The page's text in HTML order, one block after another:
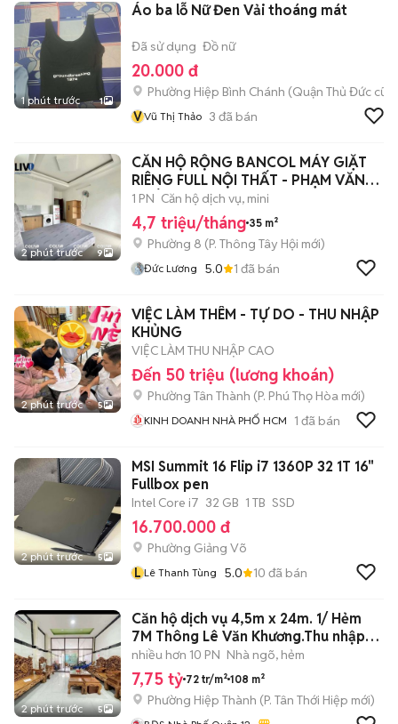
1 phút trước 1
Áo ba lỗ Nữ Đen Vải thoáng mát
Đã sử dụng Đồ nữ
20.000 đ
Phường Hiệp Bình Chánh (Quận Thủ Đức cũ)
VVũ Thị Thảo 3 đã bán
2 phút trước 9
CĂN HỘ RỘNG BANCOL MÁY GIẶT
RIÊNG FULL NỘI THẤT - PHẠM VĂN
CHIÊU
1 PN Căn hộ dịch vụ, mini
4,7 triệu/tháng 35 m²
Phường 8 (P. Thông Tây Hội mới)
Đức Lương 5.0 1 đã bán
2 phút trước 5
VIỆC LÀM THÊM - TỰ DO - THU NHẬP
KHỦNG
VIỆC LÀM THU NHẬP CAO
Đến 50 triệu (lương khoán)
Phường Tân Thành (P. Phú Thọ Hòa mới)
KINH DOANH NHÀ PHỐ HCM 1 đã bán
2 phút trước 5
MSI Summit 16 Flip i7 1360P 32 1T 16"
Fullbox pen
Intel Core i7 32 GB 1 TB SSD
16.700.000 đ
Phường Giảng Võ
L Lê Thanh Tùng 5.0 10 đã bán
2 phút trước 5
Căn hộ dịch vụ 4,5m x 24m. 1/ Hẻm
7M Thông Lê Văn Khương.Thu nhập
30tr
nhiều hơn 10 PN Nhà ngõ, hẻm
7,75 tỷ 72 tr/m² 108 m²
Phường Hiệp Thành (P. Tân Thới Hiệp mới)